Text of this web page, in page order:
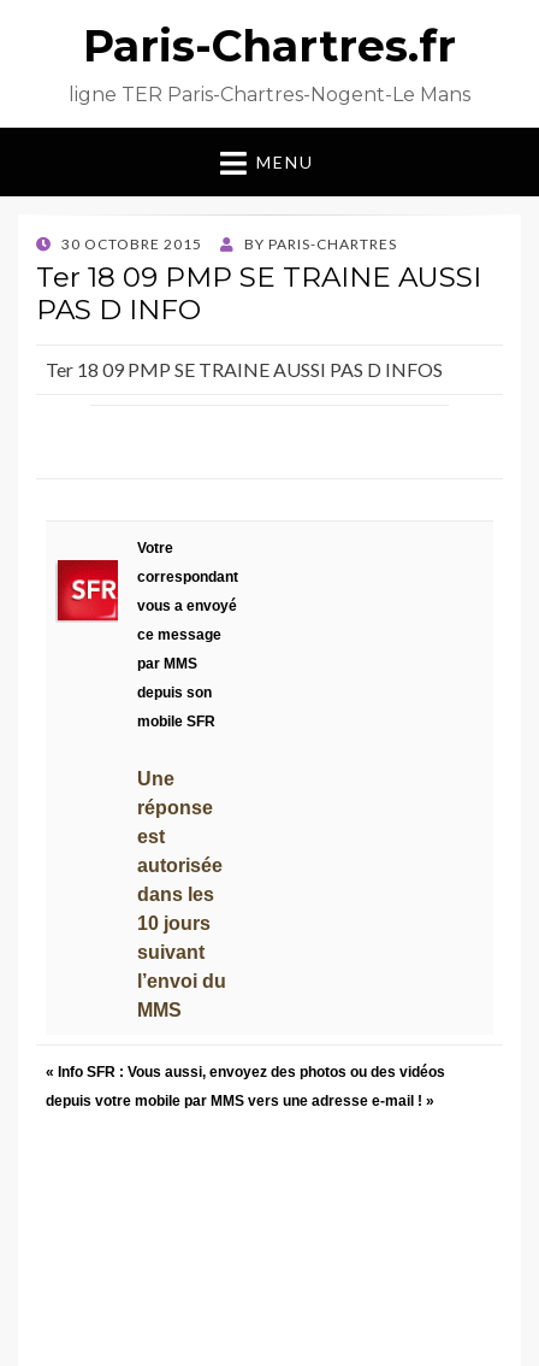
Paris-Chartres.fr
ligne TER Paris-Chartres-Nogent-Le Mans
MENU
POSTED
ON
30 OCTOBRE 2015 BY PARIS-CHARTRES
Ter 18 09 PMP SE TRAINE AUSSI
PAS D INFO
Ter 18 09 PMP SE TRAINE AUSSI PAS D INFOS
Votre
correspondant
vous a envoyé
ce message
par MMS
depuis son
mobile SFR
Une
réponse
est
autorisée
dans les
10 jours
suivant
l’envoi du
MMS
« Info SFR : Vous aussi, envoyez des photos ou des vidéos
depuis votre mobile par MMS vers une adresse e-mail ! »